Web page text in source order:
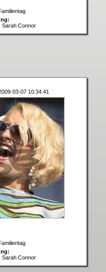
Sarah Connor
03-07 10:34:41
Sarah Connor